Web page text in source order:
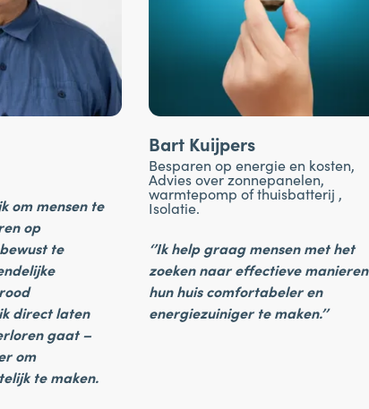
om mensen te
op
te
direct laten
gaat –
om
te maken.
Bart Kuijpers
Besparen op energie en kosten,
Advies over zonnepanelen,
warmtepomp of thuisbatterij ,
Isolatie.
‘’Ik help graag mensen met het
zoeken naar effectieve manieren
hun huis comfortabeler en
energiezuiniger te maken.’’